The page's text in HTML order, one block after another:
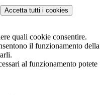
Accetta tutti i cookies
quali cookie consentire.
il funzionamento della
al funzionamento potete